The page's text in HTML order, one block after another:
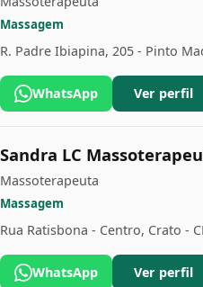
Massagem
R. Padre Ibiapina, 205 - Pinto
WhatsApp Ver perfil
Sandra LC
Massoterapeuta
Massagem
Rua Ratisbona - Centro, Crato -
WhatsApp Ver perfil